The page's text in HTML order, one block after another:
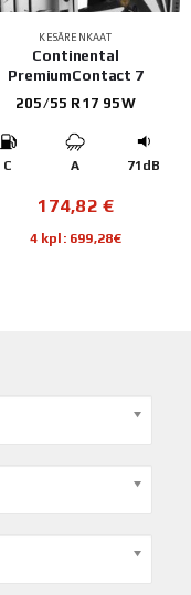
KESÄRENKAAT
Continental
PremiumContact 7
205/55 R17 95W
C A 71dB
174,82€
4 kpl: 699,28€